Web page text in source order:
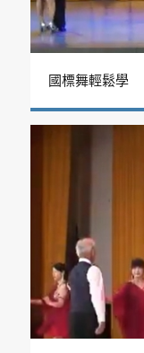
國標舞輕鬆學